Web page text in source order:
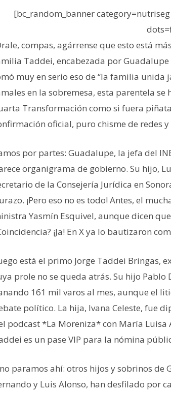
[bc_random_banner
compas, agárrense que esto está
Taddei, encabezada por
muy en serio eso de “la familia unida
en la sobremesa, esta parentela
Transformación como si fuera
oficial, puro chisme de redes
por partes: Guadalupe, la jefa del
organigrama de gobierno. Su hijo,
de la Consejería Jurídica en
¡Pero eso no es todo! Antes, el
Yasmín Esquivel, aunque dicen
¡Ja! En X ya lo bautizaron
está el primo Jorge Taddei Bringas,
prole no se queda atrás. Su hijo
161 mil varos al mes, aunque el
político. La hija, Ivana Celeste, fue
podcast *La Moreniza* con María Luisa
es un pase VIP para la nómina
paramos ahí: otros hijos y sobrinos de
y Luis Alonso, han desfilado por